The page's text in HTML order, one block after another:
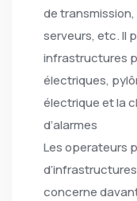
de
serveurs, etc. Il
infrastructures
électriques,
électrique et la
d’alarmes
Les operateurs
concerne